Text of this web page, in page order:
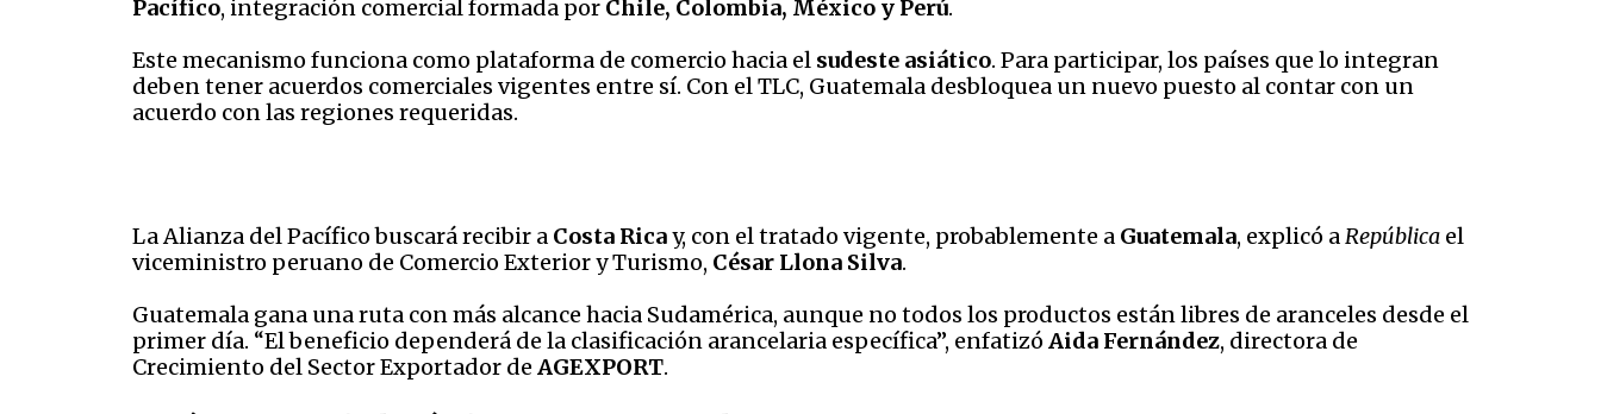
Pacífico, integración comercial formada por Chile, Colombia, México y Perú.
Este mecanismo funciona como plataforma de comercio hacia el sudeste asiático. Para participar, los países que lo integran
deben tener acuerdos comerciales vigentes entre sí. Con el TLC, Guatemala desbloquea un nuevo puesto al contar con un
acuerdo con las regiones requeridas.
La Alianza del Pacífico buscará recibir a Costa Ricay, con el tratado vigente, probablemente a Guatemala, explicó aRepública el
viceministro peruano de Comercio Exterior y Turismo, César Llona Silva.
Guatemala gana una ruta con más alcance hacia Sudamérica, aunque no todos los productos están libres de aranceles desde el
primer día. “El beneficio dependerá de la clasificación arancelaria específica”, enfatizó Aida Fernández, directora de
Crecimiento del Sector Exportador de AGEXPORT.